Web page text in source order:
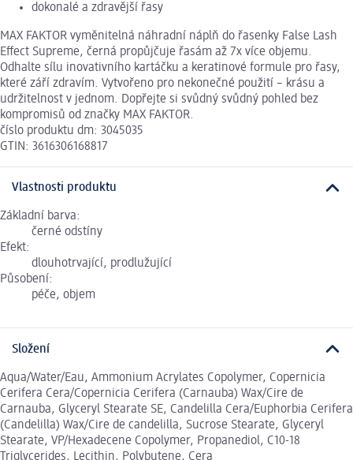
dokonalé a zdravější řasy
MAX FAKTOR vyměnitelná náhradní náplň do řasenky False Lash
Effect Supreme, černá propůjčuje řasám až 7x více objemu.
Odhalte sílu inovativního kartáčku a keratinové formule pro řasy,
které září zdravím. Vytvořeno pro nekonečné použití – krásu a
udržitelnost v jednom. Dopřejte si svůdný svůdný pohled bez
kompromisů od značky MAX FAKTOR.
číslo produktu dm: 3045035
GTIN: 3616306168817
Vlastnosti produktu
Základní barva:
černé odstíny
Efekt:
dlouhotrvající, prodlužující
Působení:
péče, objem
Složení
Aqua/Water/Eau, Ammonium Acrylates Copolymer, Copernicia
Cerifera Cera/Copernicia Cerifera (Carnauba) Wax/Cire de
Carnauba, Glyceryl Stearate SE, Candelilla Cera/Euphorbia Cerifera
(Candelilla) Wax/Cire de candelilla, Sucrose Stearate, Glyceryl
Stearate, VP/Hexadecene Copolymer, Propanediol, C10-18
Triglycerides, Lecithin, Polybutene, Cera